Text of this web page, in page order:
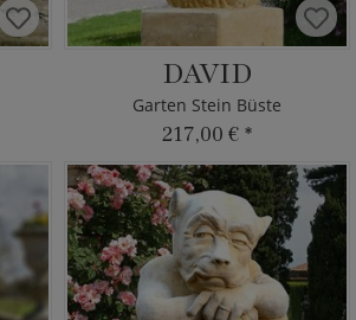
DAVID
Garten Stein Büste
217,00 € *